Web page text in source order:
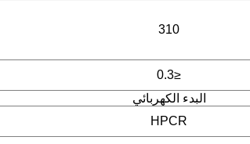
310
≤0.3
البدء الكهربائي
HPCR